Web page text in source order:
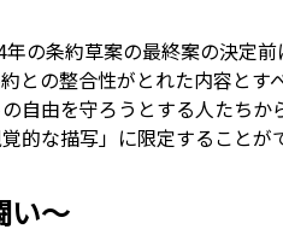
年の条約草案の最終案の決定
との整合性がとれた内容と
自由を守ろうとする人たち
的な描写」に限定することが
い～